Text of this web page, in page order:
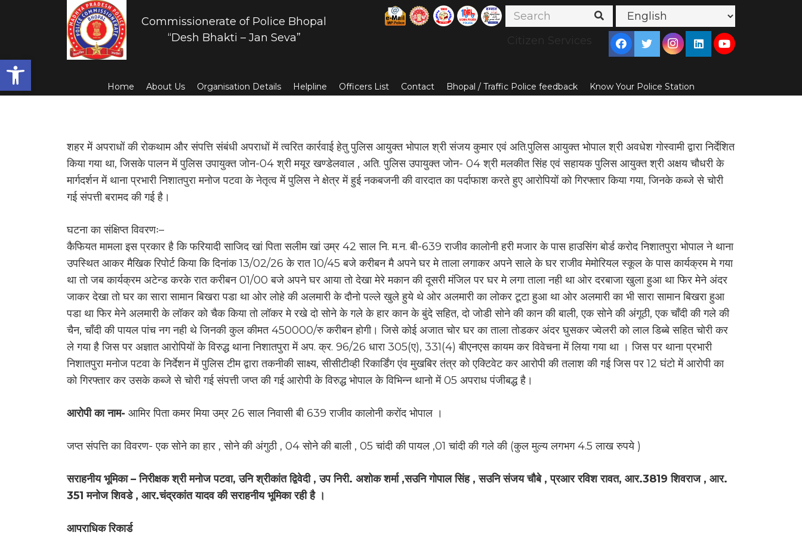
Open toolbar
Commissionerate of Police Bhopal
“Desh Bhakti – Jan Seva”
Home About Us Organisation Details Helpline Officers List Contact Bhopal / Traffic Police feedback Know Your Police Station
शहर में अपराधों की रोकथाम और संपत्ति संबंधी अपराधों में त्वरित कार्रवाई हेतु पुलिस आयुक्त भोपाल श्री संजय कुमार एवं अति.पुलिस आयुक्त भोपाल श्री अवधेश गोस्वामी द्वारा निर्देशित
किया गया था, जिसके पालन में पुलिस उपायुक्त जोन-04 श्री मयूर खण्डेलवाल , अति. पुलिस उपायुक्त जोन- 04 श्री मलकीत सिंह एवं सहायक पुलिस आयुक्त श्री अक्षय चौधरी के
मार्गदर्शन में थाना प्रभारी निशातपुरा मनोज पटवा के नेतृत्व में पुलिस ने क्षेत्र में हुई नकबजनी की वारदात का पर्दाफाश करते हुए आरोपियों को गिरफ्तार किया गया, जिनके कब्जे से चोरी
गई संपत्ती बरामद की गई है।
घटना का संक्षिप्त विवरणः–
कैफियत मामला इस प्रकार है कि फरियादी साजिद खां पिता सलीम खां उम्र 42 साल नि. म.न. बी-639 राजीव कालोनी हरी मजार के पास हाउसिंग बोर्ड करोद निशातपुरा भोपाल ने थाना
उपस्थित आकर मैखिक रिपोर्ट किया कि दिनांक 13/02/26 के रात 10/45 बजे करीबन मै अपने घर मे ताला लगाकर अपने साले के घर राजीव मेमोरियल स्कूल के पास कार्यक्रम मे गया
था तो जब कार्यक्रम अटेन्ड करके रात करीबन 01/00 बजे अपने घर आया तो देखा मेरे मकान की दूसरी मंजिल पर घर मे लगा ताला नही था ओर दरबाजा खुला हुआ था फिर मेने अंदर
जाकर देखा तो घर का सारा सामान बिखरा पडा था ओर लोहे की अलमारी के दौनो पल्ले खुले हुये थे ओर अलमारी का लोकर टूटा हुआ था ओर अलमारी का भी सारा सामान बिखरा हुआ
पडा था फिर मेने अलमारी के लॉकर को चैक किया तो लॉकर मे रखे दो सोने के गले के हार कान के बुंदे सहित, दो जोडी सोने की कान की बाली, एक सोने की अंगूठी, एक चाँदी की गले की
चैन, चाँदी की पायल पांच नग नही थे जिनकी कुल कीमत 450000/रु करीबन होगी। जिसे कोई अजात चोर घर का ताला तोडकर अंदर घुसकर ज्वेलरी को लाल डिब्बे सहित चोरी कर
ले गया है जिस पर अज्ञात आरोपियों के विरुद्ध थाना निशातपुरा में अप. क्र. 96/26 धारा 305(ए), 331(4) बीएनएस कायम कर विवेचना में लिया गया था । जिस पर थाना प्रभारी
निशातपुरा मनोज पटवा के निर्देशन में पुलिस टीम द्वारा तकनीकी साक्ष्य, सीसीटीव्ही रिकार्डिंग एंव मुखबिर तंत्र को एक्टिवेट कर आरोपी की तलाश की गई जिस पर 12 घंटो में आरोपी का
को गिरफ्तार कर उसके कब्जे से चोरी गई संपत्ती जप्त की गई आरोपी के विरुद्ध भोपाल के विभिन्न थानो में 05 अपराध पंजीबद्ध है।
आरोपी का नाम- आमिर पिता कमर मिया उम्र 26 साल निवासी बी 639 राजीव कालोनी करोंद भोपाल ।
जप्त संपत्ति का विवरण- एक सोने का हार , सोने की अंगुठी , 04 सोने की बाली , 05 चांदी की पायल ,01 चांदी की गले की (कुल मुल्य लगभग 4.5 लाख रुपये )
सराहनीय भूमिका – निरीक्षक श्री मनोज पटवा, उनि श्रीकांत द्विवेदी , उप निरी. अशोक शर्मा ,सउनि गोपाल सिंह , सउनि संजय चौबे , प्रआर रविश रावत, आर.3819 शिवराज , आर.
351 मनोज शिवडे , आर.चंद्रकांत यादव की सराहनीय भूमिका रही है ।
आपराधिक रिकार्ड